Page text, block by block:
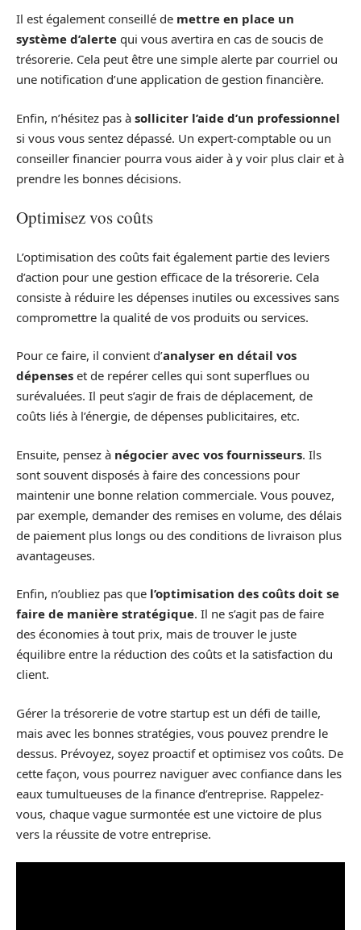
Il est également conseillé de mettre en place un
système d’alerte qui vous avertira en cas de soucis de
trésorerie. Cela peut être une simple alerte par courriel ou
une notification d’une application de gestion financière.
Enfin, n’hésitez pas à solliciter l’aide d’un professionnel
si vous vous sentez dépassé. Un expert-comptable ou un
conseiller financier pourra vous aider à y voir plus clair et à
prendre les bonnes décisions.
Optimisez vos coûts
L’optimisation des coûts fait également partie des leviers
d’action pour une gestion efficace de la trésorerie. Cela
consiste à réduire les dépenses inutiles ou excessives sans
compromettre la qualité de vos produits ou services.
Pour ce faire, il convient d’analyser en détail vos
dépenses et de repérer celles qui sont superflues ou
surévaluées. Il peut s’agir de frais de déplacement, de
coûts liés à l’énergie, de dépenses publicitaires, etc.
Ensuite, pensez à négocier avec vos fournisseurs. Ils
sont souvent disposés à faire des concessions pour
maintenir une bonne relation commerciale. Vous pouvez,
par exemple, demander des remises en volume, des délais
de paiement plus longs ou des conditions de livraison plus
avantageuses.
Enfin, n’oubliez pas que l’optimisation des coûts doit se
faire de manière stratégique. Il ne s’agit pas de faire
des économies à tout prix, mais de trouver le juste
équilibre entre la réduction des coûts et la satisfaction du
client.
Gérer la trésorerie de votre startup est un défi de taille,
mais avec les bonnes stratégies, vous pouvez prendre le
dessus. Prévoyez, soyez proactif et optimisez vos coûts. De
cette façon, vous pourrez naviguer avec confiance dans les
eaux tumultueuses de la finance d’entreprise. Rappelez-
vous, chaque vague surmontée est une victoire de plus
vers la réussite de votre entreprise.